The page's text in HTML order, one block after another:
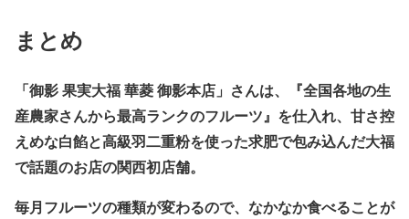
まとめ
「御影 果実大福 華菱 御影本店」さんは、『全国各地の生
産農家さんから最高ランクのフルーツ』を仕入れ、甘さ控
えめな白餡と高級羽二重粉を使った求肥で包み込んだ大福
で話題のお店の関西初店舗。
毎月フルーツの種類が変わるので、なかなか食べることが